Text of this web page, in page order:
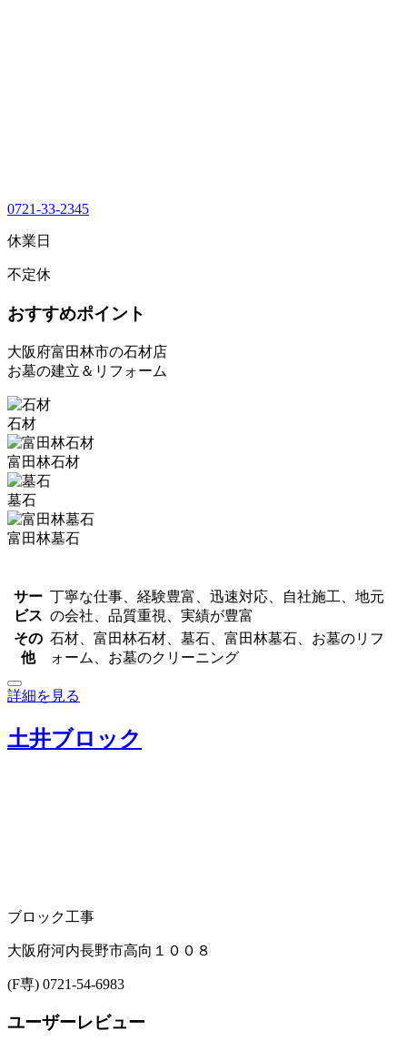
0721-33-2345
休業日
不定休
おすすめポイント
大阪府富田林市の石材店
お墓の建立＆リフォーム
石材
富田林石材
墓石
富田林墓石
サー
ビス
丁寧な仕事、経験豊富、迅速対応、自社施工、地元
の会社、品質重視、実績が豊富
その
他
石材、富田林石材、墓石、富田林墓石、お墓のリフ
ォーム、お墓のクリーニング
詳細を見る
土井ブロック
ブロック工事
大阪府河内長野市高向１００８
(F専) 0721-54-6983
ユーザーレビュー